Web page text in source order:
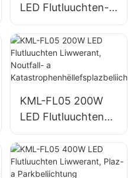
LED Flutluuchten-
Liwwerant fir
Gebaifassaden a
Baustellenbeliichtu
ng
KML-FL05 200W
LED Flutluuchten
Liwwerant,
Noutfall- a
Katastrophenhëllef